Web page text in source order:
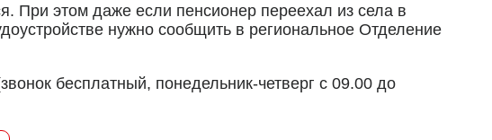
При этом даже если пенсионер переехал из села в
нужно сообщить в региональное Отделение
бесплатный, понедельник-четверг с 09.00 до